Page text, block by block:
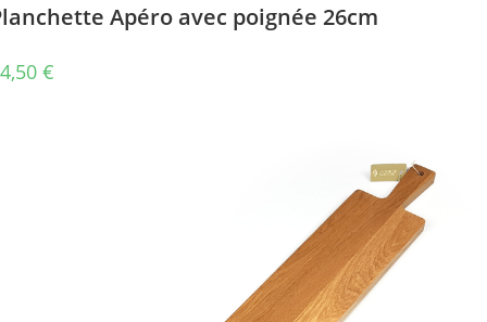
Apéro avec poignée 26cm
€